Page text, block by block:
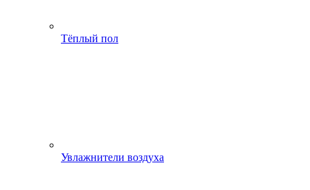
Тёплый пол
Увлажнители воздуха